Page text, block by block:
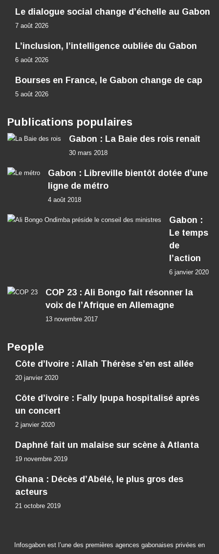
Le dialogue social change d’échelle au Gabon
7 août 2026
L’inclusion, l’intelligence oubliée du Gabon
6 août 2026
Bourses en France, le Gabon change de cap
5 août 2026
Publications populaires
Gabon : La Baie des rois renaît
30 mars 2018
Gabon : Libreville bientôt dotée d’une
ligne de métro
4 août 2018
Gabon :
Le temps
de
l’action
6 janvier 2020
COP 23 : Ali Bongo fait résonner la
voix de l’Afrique en Allemagne
13 novembre 2017
People
Côte d’Ivoire : Allah Thérèse s’en est allée
20 janvier 2020
Côte d’ivoire : Fally Ipupa hospitalisé après
un concert
2 janvier 2020
Daphné fait un malaise sur scène à Atlanta
19 novembre 2019
Ghana : Décès d’Abélé, le plus gros des
acteurs
21 octobre 2019
Infosgabon est l’une des premières agences gabonaises privées en